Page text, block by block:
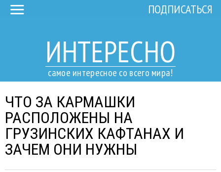
ИНТЕРЕСНО
самое интересное со всего мира!
ПОДПИСАТЬСЯ
ЧТО ЗА КАРМАШКИ
РАСПОЛОЖЕНЫ НА
ГРУЗИНСКИХ КАФТАНАХ И
ЗАЧЕМ ОНИ НУЖНЫ